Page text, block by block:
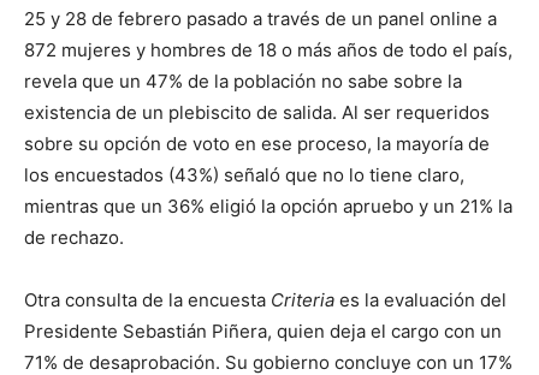
25 y 28 de febrero pasado a través de un panel online a
872 mujeres y hombres de 18 o más años de todo el país,
revela que un 47% de la población no sabe sobre la
existencia de un plebiscito de salida. Al ser requeridos
sobre su opción de voto en ese proceso, la mayoría de
los encuestados (43%) señaló que no lo tiene claro,
mientras que un 36% eligió la opción apruebo y un 21% la
de rechazo.
Otra consulta de la encuesta Criteria es la evaluación del
Presidente Sebastián Piñera, quien deja el cargo con un
71% de desaprobación. Su gobierno concluye con un 17%